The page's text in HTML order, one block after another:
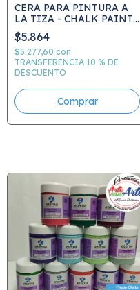
CERA PARA PINTURA A
LA TIZA - CHALK PAINT
200 ML ETERNA
$5.864
$5.277,60 con
TRANSFERENCIA 10 % DE
DESCUENTO